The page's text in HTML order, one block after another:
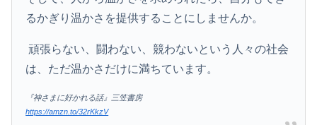
るかぎり温かさを提供することにしませんか。
頑張らない、闘わない、競わないという人々の社会
は、ただ温かさだけに満ちています。
『神さまに好かれる話』三笠書房
https://amzn.to/32rKkzV